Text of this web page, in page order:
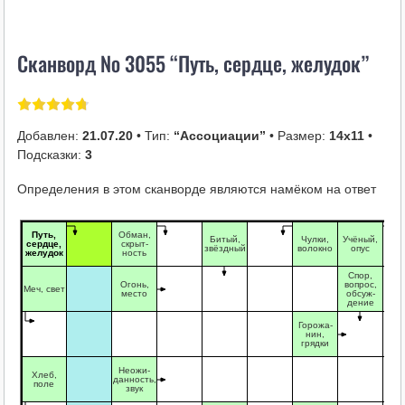
i
Сканворд № 3055 “Путь, сердце, желудок”
Добавлен: 21.07.20• Тип: “Ассоциации” • Размер: 14х11•
Подсказки: 3
Определения в этом сканворде являются намёком на ответ
Путь,
сердце,
желудок
Обман,
скрыт-
ность
Битый,
звёздный
Чулки,
волокно
Учёный,
опус
Меч, свет
Огонь,
место
Спор,
вопрос,
обсуж-
дение
Горожа-
нин,
грядки
Хлеб,
поле
Неожи-
данность,
звук